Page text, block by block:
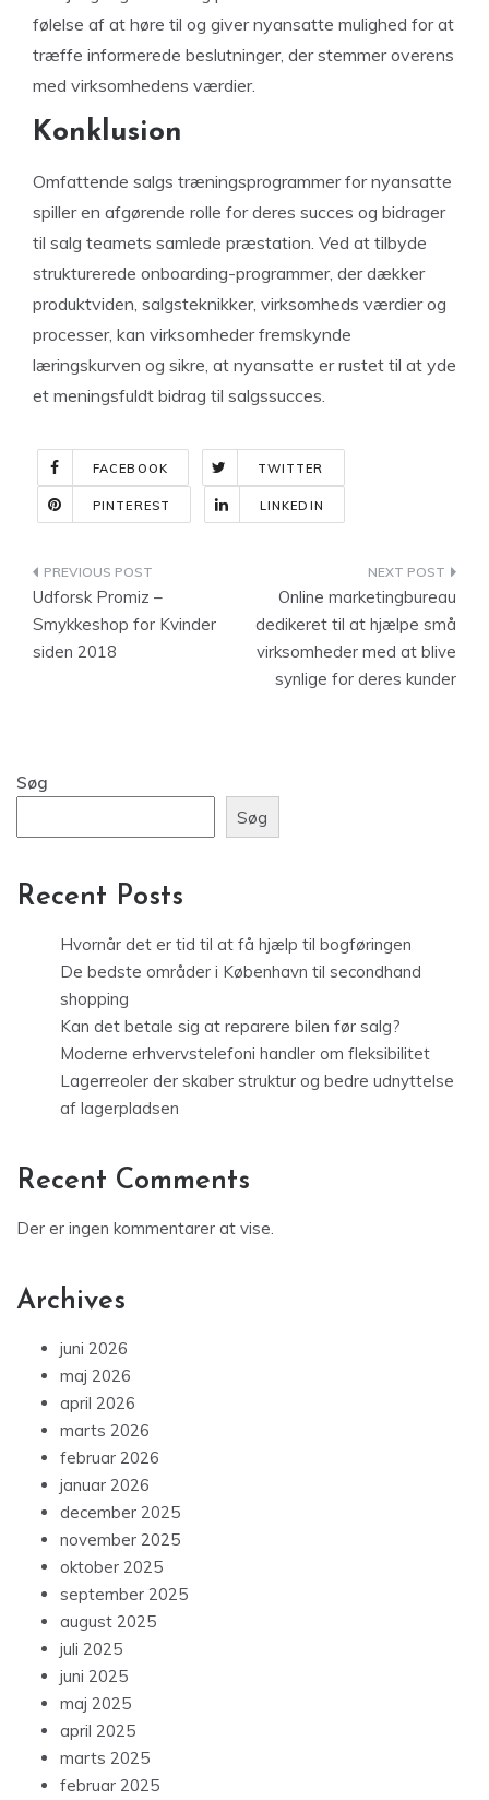
følelse af at høre til og giver nyansatte mulighed for at
træffe informerede beslutninger, der stemmer overens
med virksomhedens værdier.
Konklusion
Omfattende salgs træningsprogrammer for nyansatte
spiller en afgørende rolle for deres succes og bidrager
til salg teamets samlede præstation. Ved at tilbyde
strukturerede onboarding-programmer, der dækker
produktviden, salgsteknikker, virksomheds værdier og
processer, kan virksomheder fremskynde
læringskurven og sikre, at nyansatte er rustet til at yde
et meningsfuldt bidrag til salgssucces.
FACEBOOK TWITTER
PINTEREST LINKEDIN
Indlægsnavigation
Udforsk Promiz –
Smykkeshop for Kvinder
siden 2018
Online marketingbureau
dedikeret til at hjælpe små
virksomheder med at blive
synlige for deres kunder
Søg
Søg
Recent Posts
Hvornår det er tid til at få hjælp til bogføringen
De bedste områder i København til secondhand
shopping
Kan det betale sig at reparere bilen før salg?
Moderne erhvervstelefoni handler om fleksibilitet
Lagerreoler der skaber struktur og bedre udnyttelse
af lagerpladsen
Recent Comments
Der er ingen kommentarer at vise.
Archives
juni 2026
maj 2026
april 2026
marts 2026
februar 2026
januar 2026
december 2025
november 2025
oktober 2025
september 2025
august 2025
juli 2025
juni 2025
maj 2025
april 2025
marts 2025
februar 2025